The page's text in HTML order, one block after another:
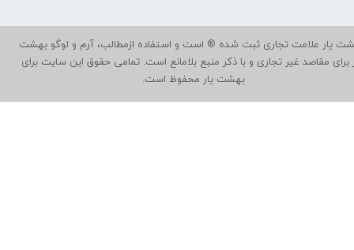
یار علامت تجاری ثبت شده ® است و استفاده ازمطالب، آرم و لوگو بهشت
برای مقاصد غیر تجاری و با ذکر منبع بلامانع است. تمامی حقوق این سایت برای
بهشت یار محفوظ است.